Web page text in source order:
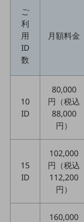
顧客体験（CX）改善
自動化・省電化
人材不足解消
業種・業態で探す
モビリティ
製造・建設業
ご
利
用
ID
数
月額料金
10
ID
80,000
円（税込
88,000
円）
15
ID
102,000
円（税込
112,200
円）
160,000